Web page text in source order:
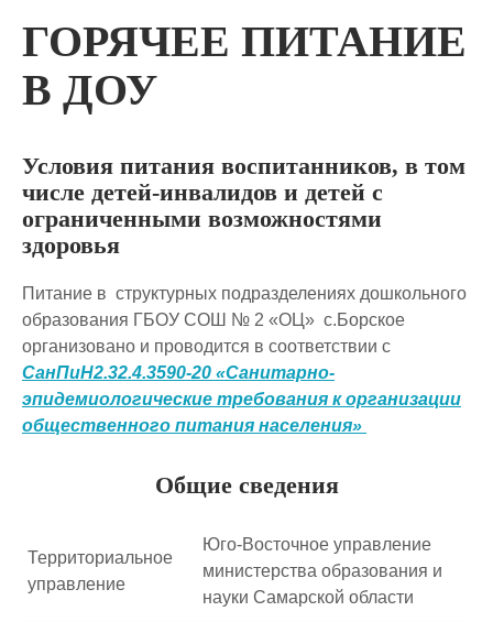
ГОРЯЧЕЕ ПИТАНИЕ
В ДОУ
Условия питания воспитанников, в том
числе детей-инвалидов и детей с
ограниченными возможностями
здоровья
Питание в структурных подразделениях дошкольного
образования ГБОУ СОШ № 2 «ОЦ» с.Борское
организовано и проводится в соответствии с
СанПиН2.32.4.3590-20 «Санитарно-
эпидемиологические требования к организации
общественного питания населения»
Общие сведения
Территориальное
управление
Юго-Восточное управление
министерства образования и
науки Самарской области